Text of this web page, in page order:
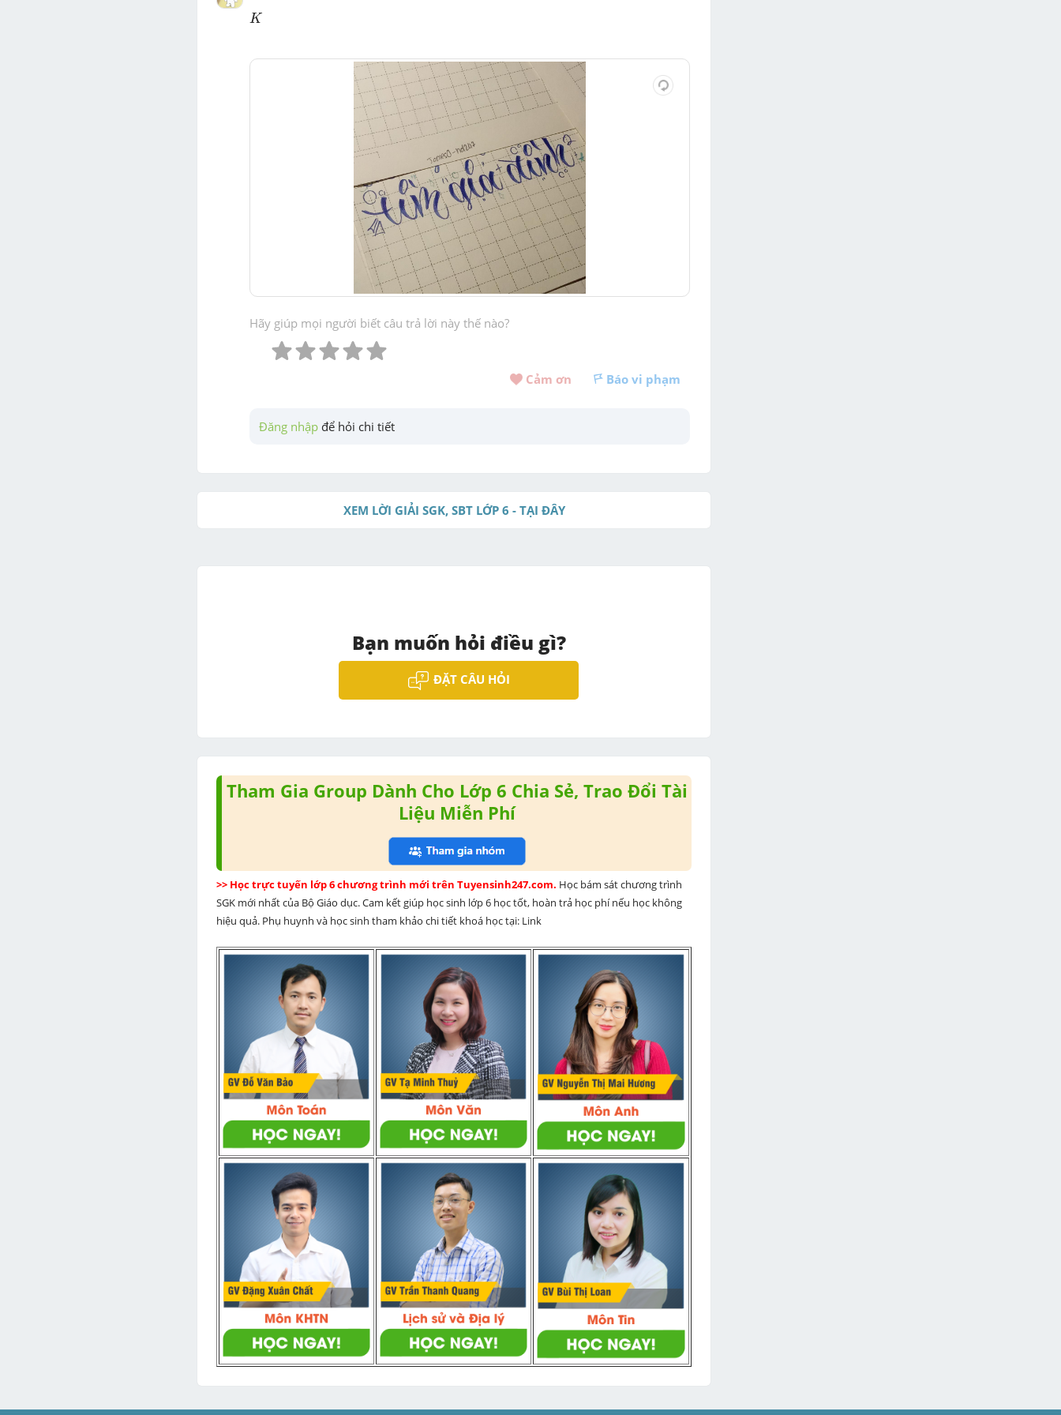
K
K
Hãy giúp mọi người biết câu trả lời này thế nào?
Cảm ơn Báo vi phạm
Đăng nhập để hỏi chi tiết
XEM LỜI GIẢI SGK, SBT LỚP 6 - TẠI ĐÂY
Bạn muốn hỏi điều gì?
ĐẶT CÂU HỎI
Tham Gia Group Dành Cho Lớp 6 Chia Sẻ, Trao Đổi Tài
Liệu Miễn Phí
>> Học trực tuyến lớp 6 chương trình mới trên Tuyensinh247.com. Học bám sát chương trình
SGK mới nhất của Bộ Giáo dục. Cam kết giúp học sinh lớp 6 học tốt, hoàn trả học phí nếu học không
hiệu quả. Phụ huynh và học sinh tham khảo chi tiết khoá học tại: Link